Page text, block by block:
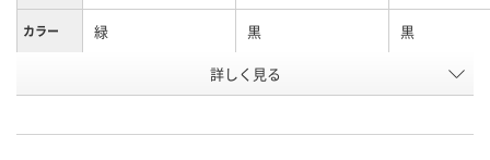
カラー 緑 黒 黒
R526046 P220245
詳しく見る